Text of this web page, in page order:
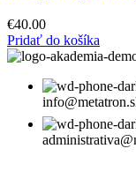
€40.00
Pridať do košíka